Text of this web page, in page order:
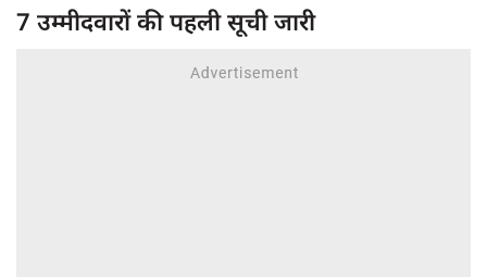
7 उम्मीदवारों की पहली सूची जारी